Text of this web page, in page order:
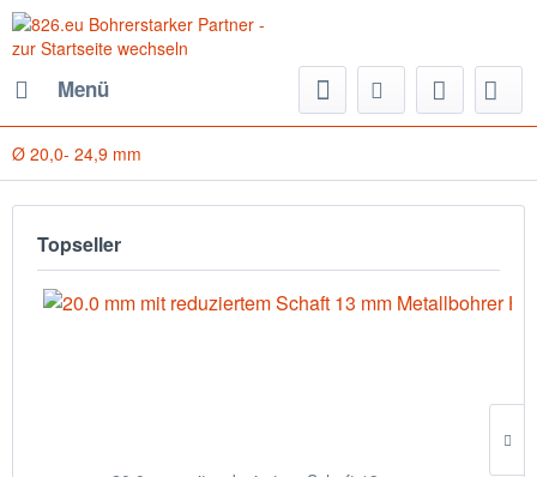
Menü
Ø 20,0- 24,9 mm
Topseller